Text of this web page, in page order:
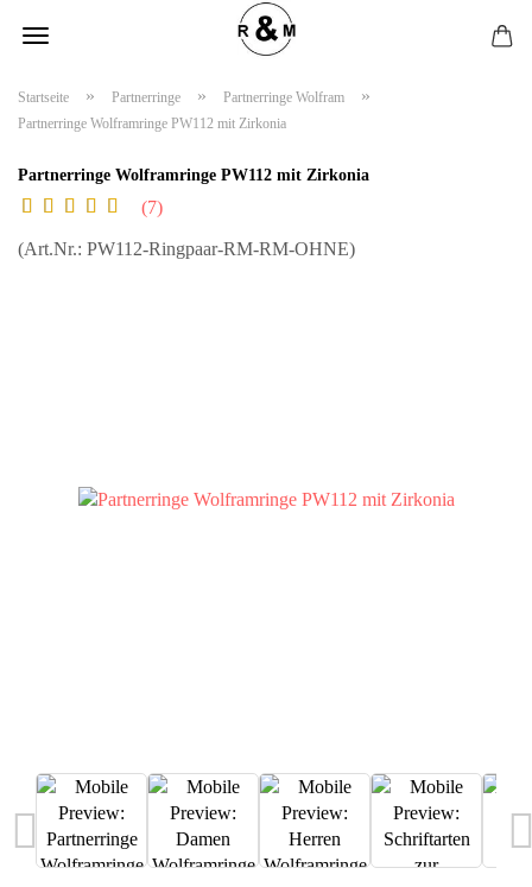
Startseite » Partnerringe » Partnerringe Wolfram »
Partnerringe Wolframringe PW112 mit Zirkonia
Partnerringe Wolframringe PW112 mit Zirkonia
7
(Art.Nr.: PW112-Ringpaar-RM-RM-OHNE)